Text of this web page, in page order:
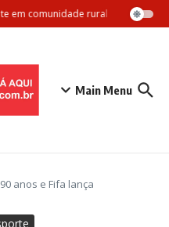
em comunidade rural com apoio
Main Menu
anos e Fifa lança